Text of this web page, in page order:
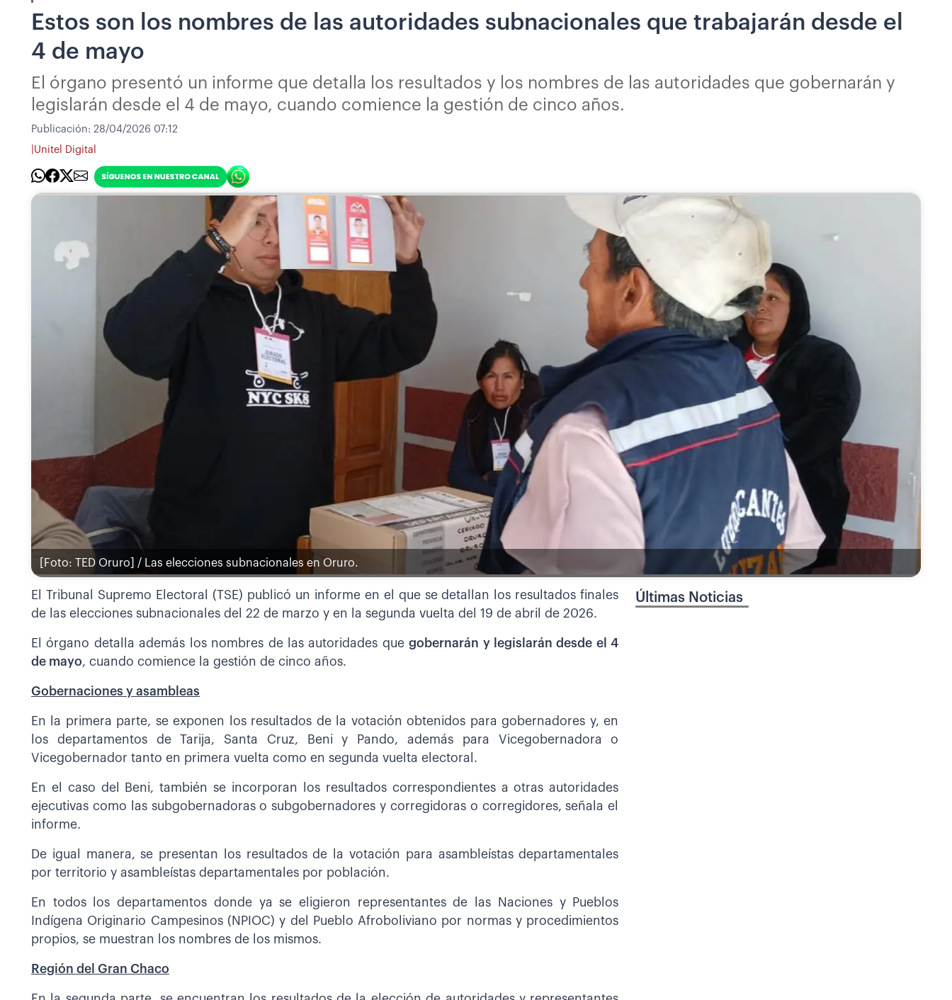
Estos son los nombres de las autoridades subnacionales que trabajarán desde el
4 de mayo
El órgano presentó un informe que detalla los resultados y los nombres de las autoridades que gobernarán y
legislarán desde el 4 de mayo, cuando comience la gestión de cinco años.
Publicación: 28/04/2026 07:12
Unitel Digital
[Foto: TED Oruro] / Las elecciones subnacionales en Oruro.
El Tribunal Supremo Electoral (TSE) publicó un informe en el que se detallan los resultados finales
de las elecciones subnacionales del 22 de marzo y en la segunda vuelta del 19 de abril de 2026.
El órgano detalla además los nombres de las autoridades quegobernarán y legislarán desde el 4
de mayo, cuando comience la gestión de cinco años.
Gobernaciones y asambleas
En la primera parte, se exponen los resultados de la votación obtenidos para gobernadores y, en
los departamentos de Tarija, Santa Cruz, Beni y Pando, además para Vicegobernadora o
Vicegobernador tanto en primera vuelta como en segunda vuelta electoral.
En el caso del Beni, también se incorporan los resultados correspondientes a otras autoridades
ejecutivas como las subgobernadoras o subgobernadores y corregidoras o corregidores, señala el
informe.
De igual manera, se presentan los resultados de la votación para asambleístas departamentales
por territorio y asambleístas departamentales por población.
En todos los departamentos donde ya se eligieron representantes de las Naciones y Pueblos
Indígena Originario Campesinos (NPIOC) y del Pueblo Afroboliviano por normas y procedimientos
propios, se muestran los nombres de los mismos.
Región del Gran Chaco
Últimas Noticias